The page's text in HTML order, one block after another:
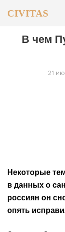
CIVITAS
ОБЩЕСТВО
В чем
21
Некоторые
в данных о
россиян он
опять